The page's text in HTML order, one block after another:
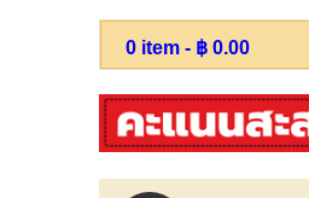
0 item - ฿ 0.00